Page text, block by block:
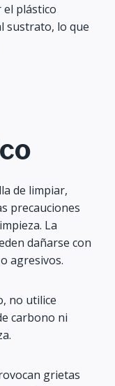
plástico
sustrato, lo que
de limpiar,
precauciones
La
dañarse con
agresivos.
no utilice
carbono ni
grietas